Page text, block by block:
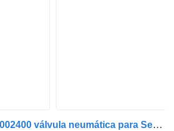
Hoyer 8010200900002400 válvula neumática para Setra 4 series autobús